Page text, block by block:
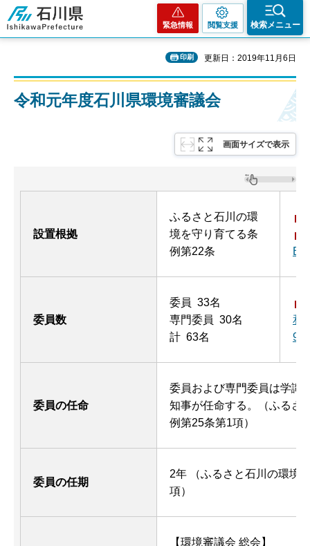
石川県
緊急情報 閲覧支援 検索メニュー
印刷 更新日：2019年11月6日
令和元年度石川県環境審議会
画面サイズで表示
設置根拠
ふるさと石川の環
境を守り育てる条
例第22条
B
委員数
委員 33名
専門委員 30名
計 63名
和
委員の任命
委員および専門委員は学識
知事が任命する。（ふるさ
例第25条第1項）
委員の任期
2年 （ふるさと石川の環境
項）
【環境審議会 総会】